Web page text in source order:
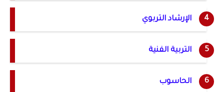
الإرشاد التربوي
التربية الفنية
الحاسوب